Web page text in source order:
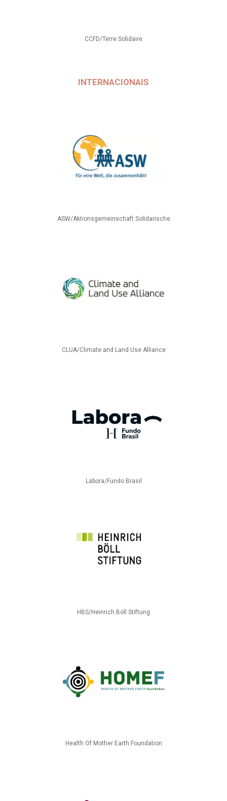
CCFD/Terre Solidaire
INTERNACIONAIS
ASW/Aktionsgemeinschaft Solidarische
CLUA/Climate and Land Use Alliance
Labora/Fundo Brasil
HBS/Heinrich Böll Stiftung
Health Of Mother Earth Foundation